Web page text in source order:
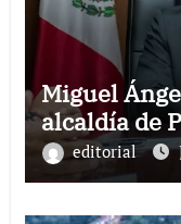
Miguel
alcaldía de
editorial